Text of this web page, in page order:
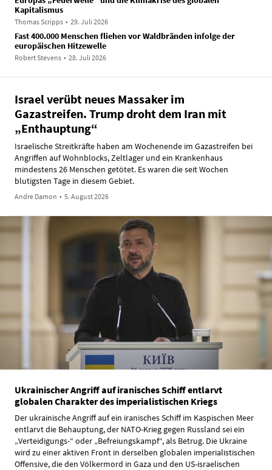
Kapitalismus
Thomas Scripps • 29. Juli 2026
Fast 400.000 Menschen fliehen vor Waldbränden infolge der
europäischen Hitzewelle
Robert Stevens • 28. Juli 2026
Israel verübt neues Massaker im
Gazastreifen. Trump droht dem Iran mit
„Enthauptung“
Israelische Streitkräfte haben am Wochenende im Gazastreifen bei
Angriffen auf Wohnblocks, Zeltlager und ein Krankenhaus
mindestens 26 Menschen getötet. Es waren die seit Wochen
blutigsten Tage in diesem Gebiet.
Andre Damon • 5. August 2026
Ukrainischer Angriff auf iranisches Schiff entlarvt
globalen Charakter des imperialistischen Kriegs
Der ukrainische Angriff auf ein iranisches Schiff im Kaspischen Meer
entlarvt die Behauptung, der NATO-Krieg gegen Russland sei ein
„Verteidigungs-“ oder „Befreiungskampf“, als Betrug. Die Ukraine
wird zu einer aktiven Front in derselben globalen imperialistischen
Offensive, die den Völkermord in Gaza und den US-israelischen